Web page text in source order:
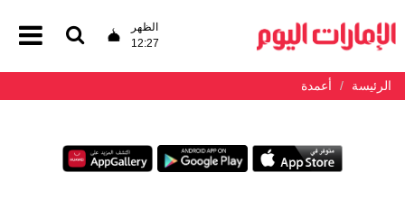
الظهر
12:27
الرئيسة أعمدة